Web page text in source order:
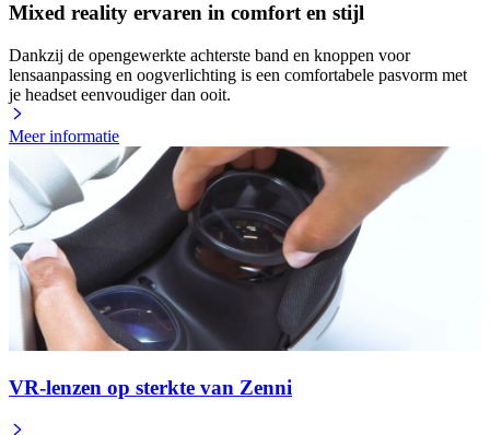
Mixed reality ervaren in comfort en stijl
Dankzij de opengewerkte achterste band en knoppen voor
lensaanpassing en oogverlichting is een comfortabele pasvorm met
je headset eenvoudiger dan ooit.
Meer informatie
VR-lenzen op sterkte van Zenni